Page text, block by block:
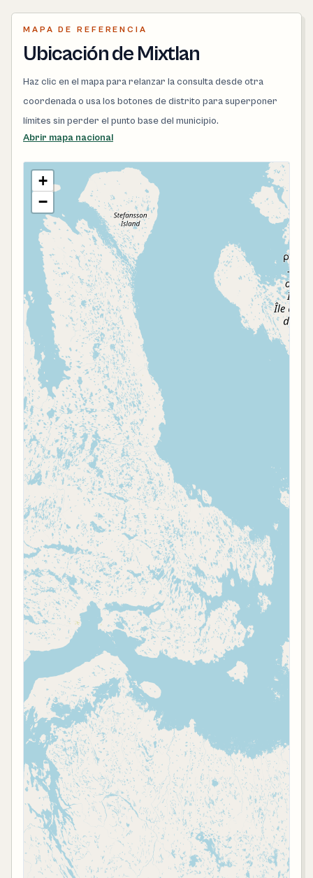
MAPA DE REFERENCIA
Ubicación de Mixtlan
Haz clic en el mapa para relanzar la consulta desde otra
coordenada o usa los botones de distrito para superponer
límites sin perder el punto base del municipio.
Abrir mapa nacional
+
−